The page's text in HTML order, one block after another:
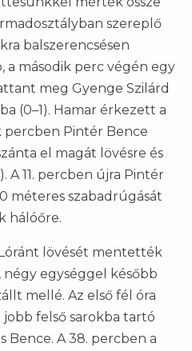
szereplő
balszerencsésen
a második perc végén egy
meg Gyenge Szilárd
(0–1). Hamar érkezett a
percben Pintér Bence
el magát lövésre és
A 11. percben újra Pintér
méteres szabadrúgását
hálóőre.
lövését mentették
egységgel később
mellé. Az első fél óra
felső sarokba tartó
Bence. A 38. percben a